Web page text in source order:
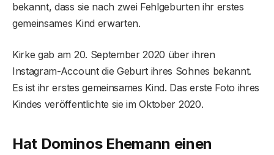
bekannt, dass sie nach zwei Fehlgeburten ihr erstes
gemeinsames Kind erwarten.
Kirke gab am 20. September 2020 über ihren
Instagram-Account die Geburt ihres Sohnes bekannt.
Es ist ihr erstes gemeinsames Kind. Das erste Foto ihres
Kindes veröffentlichte sie im Oktober 2020.
Hat Dominos Ehemann einen